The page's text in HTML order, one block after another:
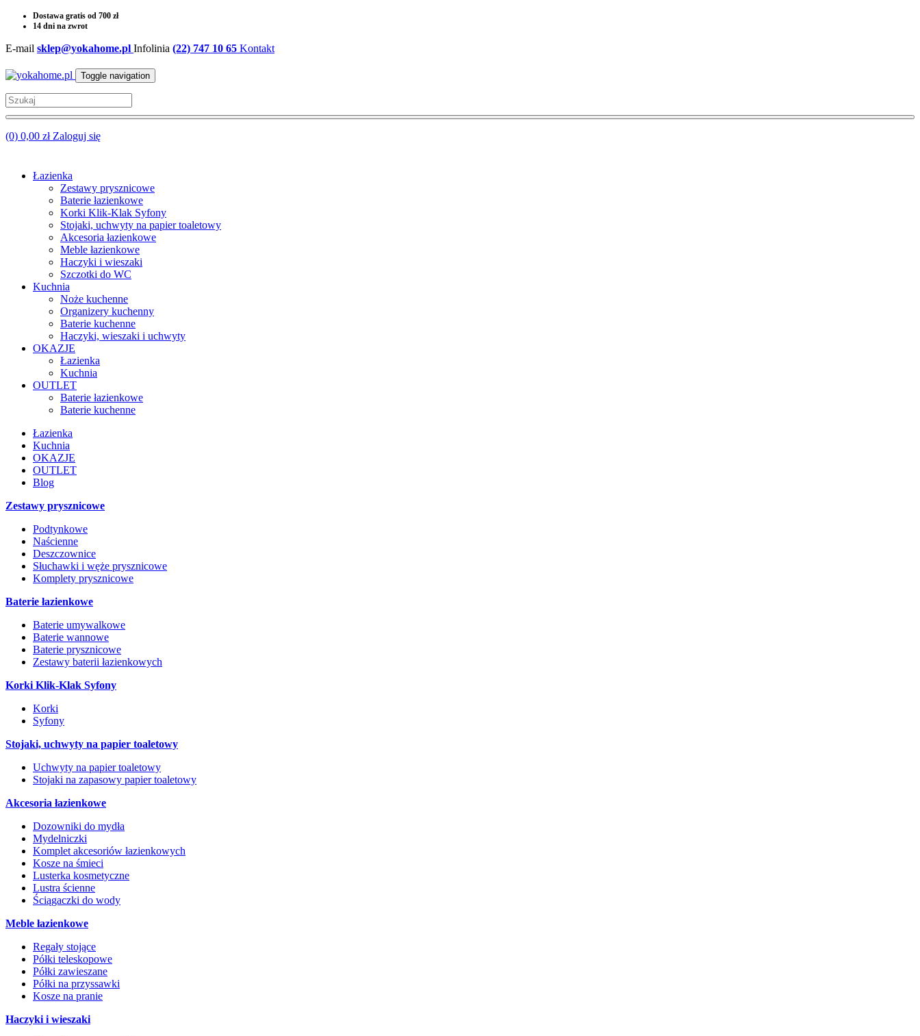
Dostawa gratis od 700 zł
14 dni na zwrot
E-mail sklep@yokahome.pl Infolinia (22) 747 10 65 Kontakt
Toggle navigation
(0) 0,00 zł Zaloguj się
Łazienka
Zestawy prysznicowe
Baterie łazienkowe
Korki Klik-Klak Syfony
Stojaki, uchwyty na papier toaletowy
Akcesoria łazienkowe
Meble łazienkowe
Haczyki i wieszaki
Szczotki do WC
Kuchnia
Noże kuchenne
Organizery kuchenny
Baterie kuchenne
Haczyki, wieszaki i uchwyty
OKAZJE
Łazienka
Kuchnia
OUTLET
Baterie łazienkowe
Baterie kuchenne
Łazienka
Kuchnia
OKAZJE
OUTLET
Blog
Zestawy prysznicowe
Podtynkowe
Naścienne
Deszczownice
Słuchawki i węże prysznicowe
Komplety prysznicowe
Baterie łazienkowe
Baterie umywalkowe
Baterie wannowe
Baterie prysznicowe
Zestawy baterii łazienkowych
Korki Klik-Klak Syfony
Korki
Syfony
Stojaki, uchwyty na papier toaletowy
Uchwyty na papier toaletowy
Stojaki na zapasowy papier toaletowy
Akcesoria łazienkowe
Dozowniki do mydła
Mydelniczki
Komplet akcesoriów łazienkowych
Kosze na śmieci
Lusterka kosmetyczne
Lustra ścienne
Ściągaczki do wody
Meble łazienkowe
Regały stojące
Półki teleskopowe
Półki zawieszane
Półki na przyssawki
Kosze na pranie
Haczyki i wieszaki